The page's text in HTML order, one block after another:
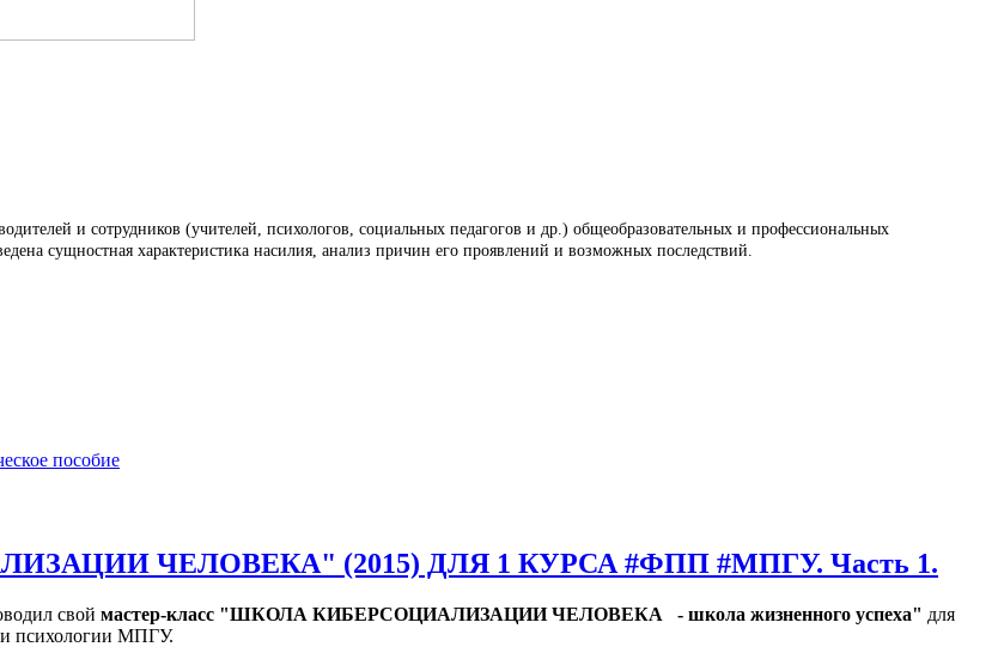
и сотрудников (учителей, психологов, социальных педагогов и др.) общеобразовательных и профессиональных
сущностная характеристика насилия, анализ причин его проявлений и возможных последствий.
пособие
ЧЕЛОВЕКА" (2015) ДЛЯ 1 КУРСА #ФПП #МПГУ. Часть 1.
свой мастер-класс "ШКОЛА КИБЕРСОЦИАЛИЗАЦИИ ЧЕЛОВЕКА - школа жизненного успеха" для
и психологии МПГУ.